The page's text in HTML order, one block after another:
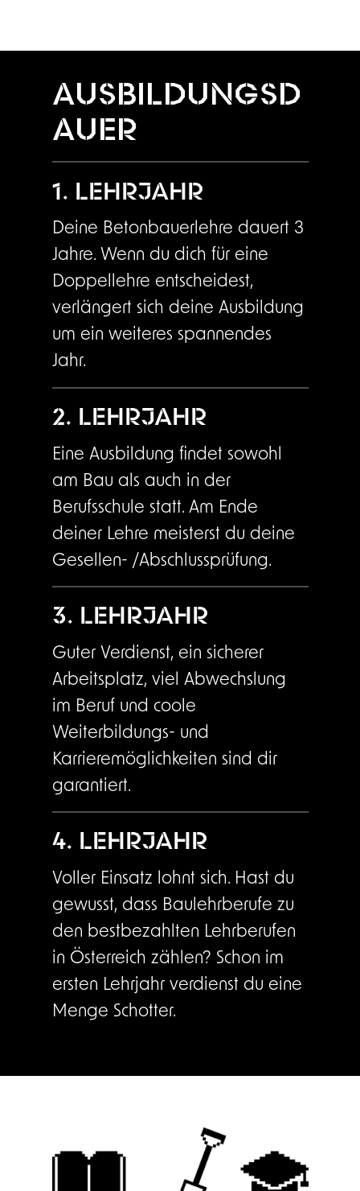
AUSBILDUNGSD
AUER
1. LEHRJAHR
Deine Betonbauerlehre dauert 3
Jahre. Wenn du dich für eine
Doppellehre entscheidest,
verlängert sich deine Ausbildung
um ein weiteres spannendes
Jahr.
2. LEHRJAHR
Eine Ausbildung findet sowohl
am Bau als auch in der
Berufsschule statt. Am Ende
deiner Lehre meisterst du deine
Gesellen- /Abschlussprüfung.
3. LEHRJAHR
Guter Verdienst, ein sicherer
Arbeitsplatz, viel Abwechslung
im Beruf und coole
Weiterbildungs- und
Karrieremöglichkeiten sind dir
garantiert.
4. LEHRJAHR
Voller Einsatz lohnt sich. Hast du
gewusst, dass Baulehrberufe zu
den bestbezahlten Lehrberufen
in Österreich zählen? Schon im
ersten Lehrjahr verdienst du eine
Menge Schotter.